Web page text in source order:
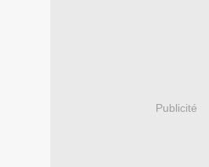
Publicité